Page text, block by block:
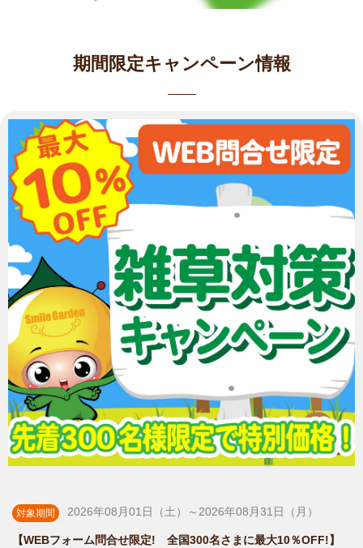
期間限定キャンペーン情報
対象期間 2026年08月01日（土）～2026年08月31日（月）
【WEBフォーム問合せ限定! 全国300名さまに最大10％OFF!】